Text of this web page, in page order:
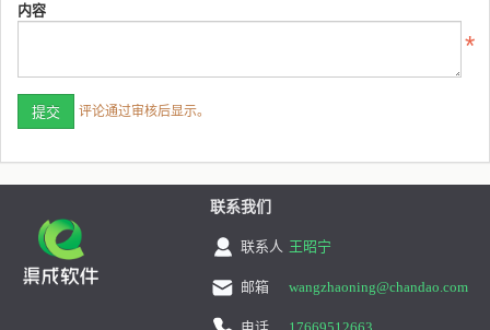
内容
评论通过审核后显示。
联系我们
联系人 王昭宁
邮箱 wangzhaoning@chandao.com
电话 17669512663